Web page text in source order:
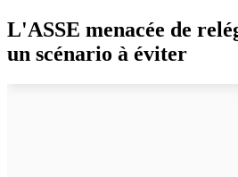
L'ASSE menacée de
un scénario à éviter